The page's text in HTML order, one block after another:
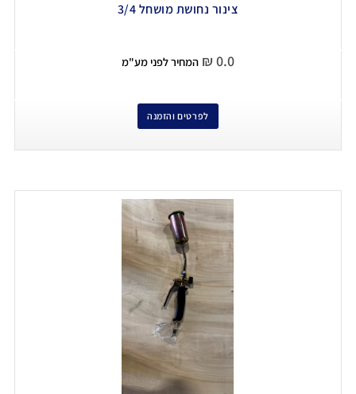
צינור נחושת מושחל 3/4
₪ 0.0 המחיר לפני מע"מ
לפרטים והזמנה